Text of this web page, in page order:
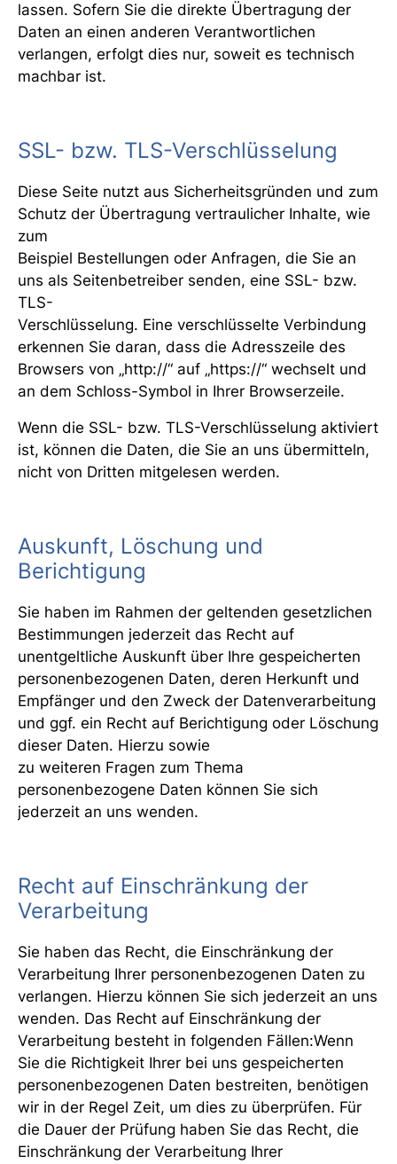
lassen. Sofern Sie die direkte Übertragung der
Daten an einen anderen Verantwortlichen
verlangen, erfolgt dies nur, soweit es technisch
machbar ist.
SSL- bzw. TLS-Verschlüsselung
Diese Seite nutzt aus Sicherheitsgründen und zum
Schutz der Übertragung vertraulicher Inhalte, wie
zum
Beispiel Bestellungen oder Anfragen, die Sie an
uns als Seitenbetreiber senden, eine SSL- bzw.
TLS-
Verschlüsselung. Eine verschlüsselte Verbindung
erkennen Sie daran, dass die Adresszeile des
Browsers von „http://“ auf „https://“ wechselt und
an dem Schloss-Symbol in Ihrer Browserzeile.
Wenn die SSL- bzw. TLS-Verschlüsselung aktiviert
ist, können die Daten, die Sie an uns übermitteln,
nicht von Dritten mitgelesen werden.
Auskunft, Löschung und
Berichtigung
Sie haben im Rahmen der geltenden gesetzlichen
Bestimmungen jederzeit das Recht auf
unentgeltliche Auskunft über Ihre gespeicherten
personenbezogenen Daten, deren Herkunft und
Empfänger und den Zweck der Datenverarbeitung
und ggf. ein Recht auf Berichtigung oder Löschung
dieser Daten. Hierzu sowie
zu weiteren Fragen zum Thema
personenbezogene Daten können Sie sich
jederzeit an uns wenden.
Recht auf Einschränkung der
Verarbeitung
Sie haben das Recht, die Einschränkung der
Verarbeitung Ihrer personenbezogenen Daten zu
verlangen. Hierzu können Sie sich jederzeit an uns
wenden. Das Recht auf Einschränkung der
Verarbeitung besteht in folgenden Fällen:Wenn
Sie die Richtigkeit Ihrer bei uns gespeicherten
personenbezogenen Daten bestreiten, benötigen
wir in der Regel Zeit, um dies zu überprüfen. Für
die Dauer der Prüfung haben Sie das Recht, die
Einschränkung der Verarbeitung Ihrer